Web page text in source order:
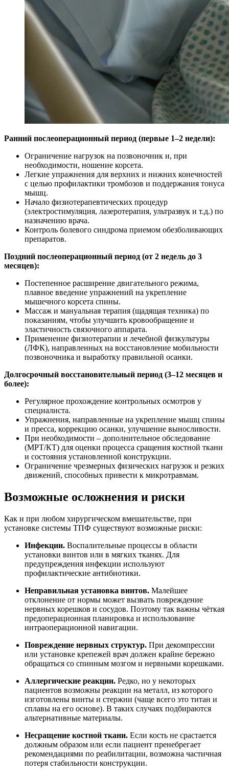
Ранний послеоперационный период (первые 1–2 недели):
Ограничение нагрузок на позвоночник и, при
необходимости, ношение корсета.
Легкие упражнения для верхних и нижних конечностей
с целью профилактики тромбозов и поддержания тонуса
мышц.
Начало физиотерапевтических процедур
(электростимуляция, лазеротерапия, ультразвук и т.д.) по
назначению врача.
Контроль болевого синдрома приемом обезболивающих
препаратов.
Поздний послеоперационный период (от 2 недель до 3
месяцев):
Постепенное расширение двигательного режима,
плавное введение упражнений на укрепление
мышечного корсета спины.
Массаж и мануальная терапия (щадящая техника) по
показаниям, чтобы улучшить кровообращение и
эластичность связочного аппарата.
Применение физиотерапии и лечебной физкультуры
(ЛФК), направленных на восстановление мобильности
позвоночника и выработку правильной осанки.
Долгосрочный восстановительный период (3–12 месяцев и
более):
Регулярное прохождение контрольных осмотров у
специалиста.
Упражнения, направленные на укрепление мышц спины
и пресса, коррекцию осанки, улучшение выносливости.
При необходимости – дополнительное обследование
(МРТ/КТ) для оценки процесса сращения костной ткани
и состояния установленной конструкции.
Ограничение чрезмерных физических нагрузок и резких
движений, способных привести к микротравмам.
Возможные осложнения и риски
Как и при любом хирургическом вмешательстве, при
установке системы ТПФ существуют возможные риски:
Инфекции. Воспалительные процессы в области
установки винтов или в мягких тканях. Для
предупреждения инфекции используют
профилактические антибиотики.
Неправильная установка винтов. Малейшее
отклонение от нормы может вызвать повреждение
нервных корешков и сосудов. Поэтому так важны чёткая
предоперационная планировка и использование
интраоперационной навигации.
Повреждение нервных структур. При декомпрессии
или установке крепежей врач должен крайне бережно
обращаться со спинным мозгом и нервными корешками.
Аллергические реакции. Редко, но у некоторых
пациентов возможны реакции на металл, из которого
изготовлены винты и стержни (чаще всего это титан и
сплавы на его основе). В таких случаях подбираются
альтернативные материалы.
Несращение костной ткани. Если кость не срастается
должным образом или если пациент пренебрегает
рекомендациями по реабилитации, возможна частичная
потеря стабильности конструкции.